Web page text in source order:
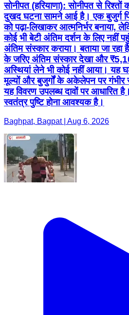
सोनीपत (हरियाणा): सोनीपत से
दुखद घटना सामने आई है। एक बुजुर्ग
को पढ़ा-लिखाकर आत्मनिर्भर बनाया,
कोई भी बेटी अंतिम दर्शन के लिए नहीं
अंतिम संस्कार कराया। बताया जा रहा
के जरिए अंतिम संस्कार देखा और
अस्थियां लेने भी कोई नहीं आया। यह
मूल्यों और बुजुर्गों के अकेलेपन पर
यह विवरण उपलब्ध दावों पर आधारित
स्वतंत्र पुष्टि होना आवश्यक है।
Baghpat, Bagpat | Aug 6, 2026